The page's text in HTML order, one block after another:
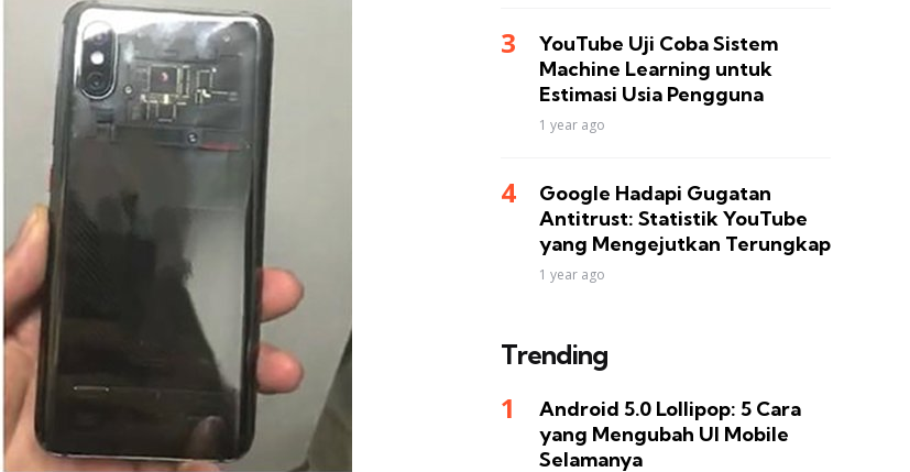
YouTube Uji Coba Sistem
Machine Learning untuk
Estimasi Usia Pengguna
1 year ago
Google Hadapi Gugatan
Antitrust: Statistik YouTube
yang Mengejutkan Terungkap
1 year ago
Trending
Android 5.0 Lollipop: 5 Cara
yang Mengubah UI Mobile
Selamanya